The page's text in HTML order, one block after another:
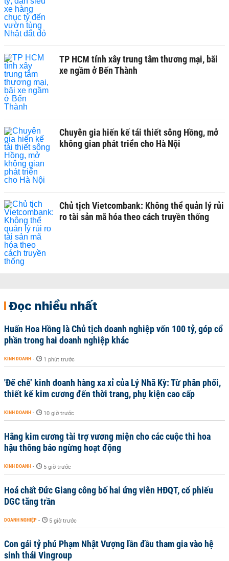
TP HCM tính xây trung tâm thương mại, bãi
xe ngầm ở Bến Thành
Chuyên gia hiến kế tái thiết sông Hồng, mở
không gian phát triển cho Hà Nội
Chủ tịch Vietcombank: Không thể quản lý rủi
ro tài sản mã hóa theo cách truyền thống
Đọc nhiều nhất
Huấn Hoa Hồng là Chủ tịch doanh nghiệp vốn 100 tỷ, góp cổ
phần trong hai doanh nghiệp khác
KINH DOANH - 1 phút trước
'Đế chế’ kinh doanh hàng xa xỉ của Lý Nhã Kỳ: Từ phân phối,
thiết kế kim cương đến thời trang, phụ kiện cao cấp
KINH DOANH - 10 giờ trước
Hãng kim cương tài trợ vương miện cho các cuộc thi hoa
hậu thông báo ngừng hoạt động
KINH DOANH - 5 giờ trước
Hoá chất Đức Giang công bố hai ứng viên HĐQT, cổ phiếu
DGC tăng trần
DOANH NGHIỆP - 5 giờ trước
Con gái tỷ phú Phạm Nhật Vượng lần đầu tham gia vào hệ
sinh thái Vingroup